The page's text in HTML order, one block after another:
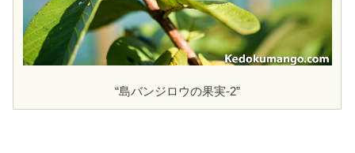
“島バンジロウの果実-2”